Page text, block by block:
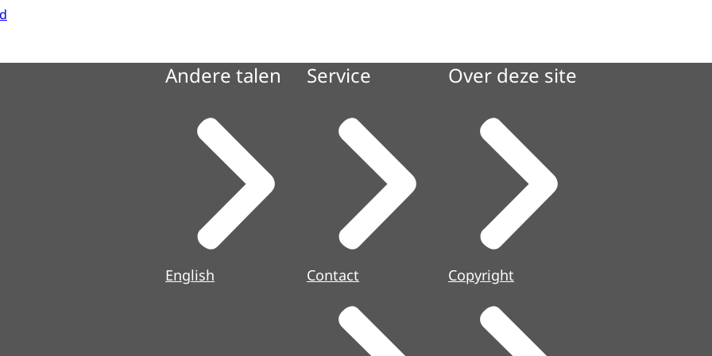
Andere talen
English
Service
Contact
Over deze site
Copyright